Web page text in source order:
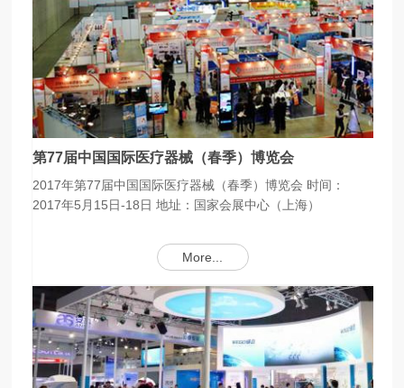
第77届中国国际医疗器械（春季）博览会
2017年第77届中国国际医疗器械（春季）博览会 时间：
2017年5月15日-18日 地址：国家会展中心（上海）
More...